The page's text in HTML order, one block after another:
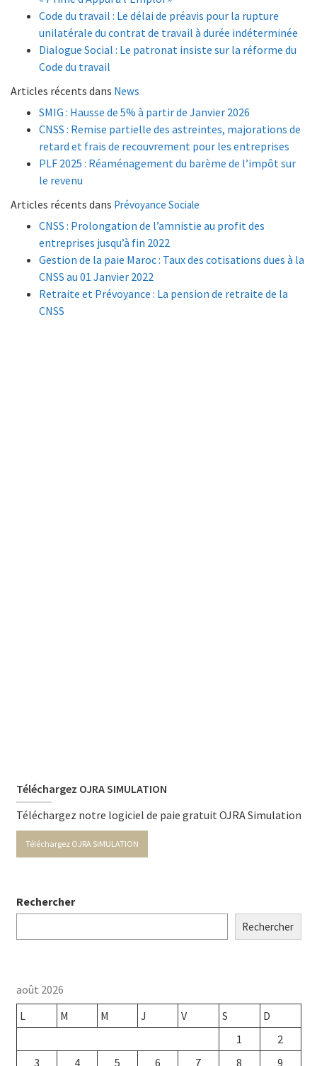
Code du travail : Le délai de préavis pour la rupture
unilatérale du contrat de travail à durée indéterminée
Dialogue Social : Le patronat insiste sur la réforme du
Code du travail
Articles récents dans News
SMIG : Hausse de 5% à partir de Janvier 2026
CNSS : Remise partielle des astreintes, majorations de
retard et frais de recouvrement pour les entreprises
PLF 2025 : Réaménagement du barème de l’impôt sur
le revenu
Articles récents dans Prévoyance Sociale
CNSS : Prolongation de l’amnistie au profit des
entreprises jusqu’à fin 2022
Gestion de la paie Maroc : Taux des cotisations dues à la
CNSS au 01 Janvier 2022
Retraite et Prévoyance : La pension de retraite de la
CNSS
Téléchargez OJRA SIMULATION
Téléchargez notre logiciel de paie gratuit OJRA Simulation
Téléchargez OJRA SIMULATION
Rechercher
Rechercher
août 2026
L
M M J V S
D
1
2
3
4 5 6 7 8 9